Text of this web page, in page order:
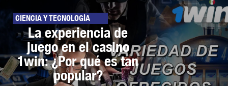
CIENCIA Y TECNOLOGÍA
La experiencia de
juego en el casino
1win: ¿Por qué es tan
popular?